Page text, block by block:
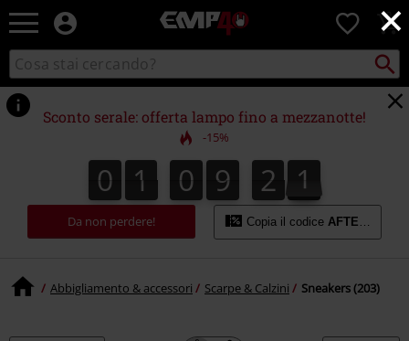
×
EMP
Musica,
Serie
&
Videogame
merch
Abbigliamento
Alternativo
0
Cerca
nel
catalogo
Cerca
Punto
di
ritiro
Sconto serale: offerta lampo fino a mezzanotte!
-15%
0
0 1
1 0
0 9
9 1
2
1
2 9
0
9
1
0
Da non perdere! Copia il codice AFTERWORK
Abbigliamento & accessori Scarpe & Calzini Sneakers (203)